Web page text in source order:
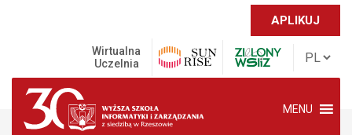
APLIKUJ
Wirtualna
Uczelnia
MENU